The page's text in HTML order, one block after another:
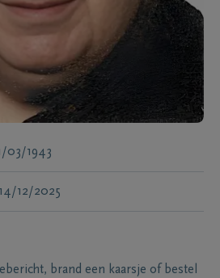
03/1943
14/12/2025
brand een kaarsje of bestel